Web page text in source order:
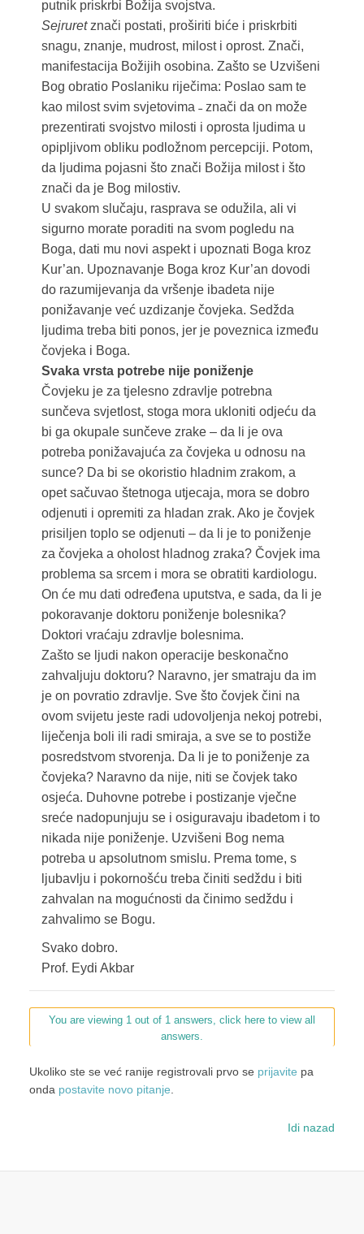
putnik priskrbi Božija svojstva.
Sejruretznači postati, proširiti biće i priskrbiti
snagu, znanje, mudrost, milost i oprost. Znači,
manifestacija Božijih osobina. Zašto se Uzvišeni
Bog obratio Poslaniku riječima: Poslao sam te
kao milost svim svjetovima ˗ znači da on može
prezentirati svojstvo milosti i oprosta ljudima u
opipljivom obliku podložnom percepciji. Potom,
da ljudima pojasni što znači Božija milost i što
znači da je Bog milostiv.
U svakom slučaju, rasprava se odužila, ali vi
sigurno morate poraditi na svom pogledu na
Boga, dati mu novi aspekt i upoznati Boga kroz
Kur’an. Upoznavanje Boga kroz Kur’an dovodi
do razumijevanja da vršenje ibadeta nije
ponižavanje već uzdizanje čovjeka. Sedžda
ljudima treba biti ponos, jer je poveznica između
čovjeka i Boga.
Svaka vrsta potrebe nije poniženje
Čovjeku je za tjelesno zdravlje potrebna
sunčeva svjetlost, stoga mora ukloniti odjeću da
bi ga okupale sunčeve zrake – da li je ova
potreba ponižavajuća za čovjeka u odnosu na
sunce? Da bi se okoristio hladnim zrakom, a
opet sačuvao štetnoga utjecaja, mora se dobro
odjenuti i opremiti za hladan zrak. Ako je čovjek
prisiljen toplo se odjenuti – da li je to poniženje
za čovjeka a oholost hladnog zraka? Čovjek ima
problema sa srcem i mora se obratiti kardiologu.
On će mu dati određena uputstva, e sada, da li je
pokoravanje doktoru poniženje bolesnika?
Doktori vraćaju zdravlje bolesnima.
Zašto se ljudi nakon operacije beskonačno
zahvaljuju doktoru? Naravno, jer smatraju da im
je on povratio zdravlje. Sve što čovjek čini na
ovom svijetu jeste radi udovoljenja nekoj potrebi,
liječenja boli ili radi smiraja, a sve se to postiže
posredstvom stvorenja. Da li je to poniženje za
čovjeka? Naravno da nije, niti se čovjek tako
osjeća. Duhovne potrebe i postizanje vječne
sreće nadopunjuju se i osiguravaju ibadetom i to
nikada nije poniženje. Uzvišeni Bog nema
potreba u apsolutnom smislu. Prema tome, s
ljubavlju i pokornošću treba činiti sedždu i biti
zahvalan na mogućnosti da činimo sedždu i
zahvalimo se Bogu.
Svako dobro.
Prof. Eydi Akbar
You are viewing 1 out of 1 answers, click here to view all
answers.
Ukoliko ste se već ranije registrovali prvo se prijavite pa
onda postavite novo pitanje.
Idi nazad